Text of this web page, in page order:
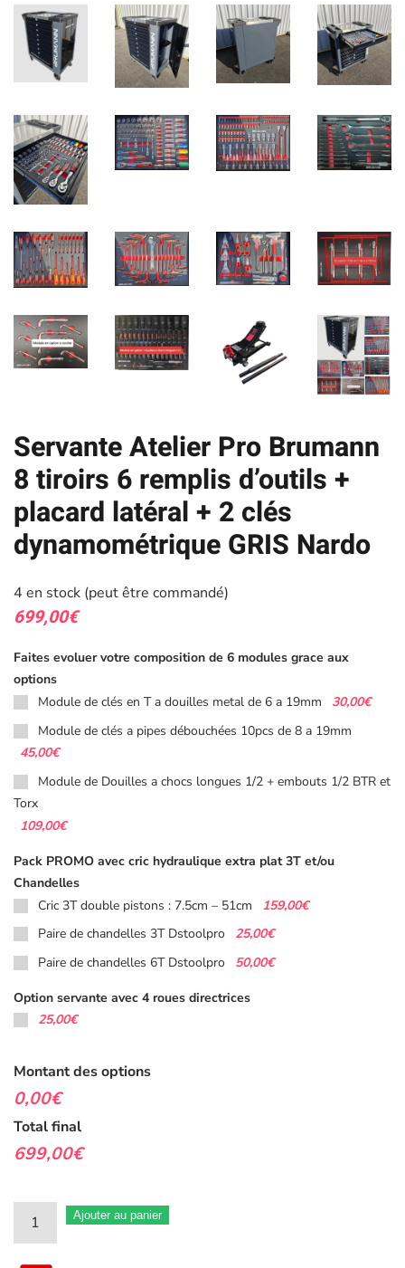
Servante Atelier Pro Brumann
8 tiroirs 6 remplis d’outils +
placard latéral + 2 clés
dynamométrique GRIS Nardo
4 en stock (peut être commandé)
699,00€
Faites evoluer votre composition de 6 modules grace aux
options
Module de clés en T a douilles metal de 6 a 19mm
30,00€
Module de clés a pipes débouchées 10pcs de 8 a 19mm
45,00€
Module de Douilles a chocs longues 1/2 + embouts 1/2 BTR et
Torx
109,00€
Pack PROMO avec cric hydraulique extra plat 3T et/ou
Chandelles
Cric 3T double pistons : 7.5cm – 51cm
159,00€
Paire de chandelles 3T Dstoolpro
25,00€
Paire de chandelles 6T Dstoolpro
50,00€
Option servante avec 4 roues directrices
25,00€
Montant des options
0,00€
Total final
699,00€
quantité
de
Ajouter au panier